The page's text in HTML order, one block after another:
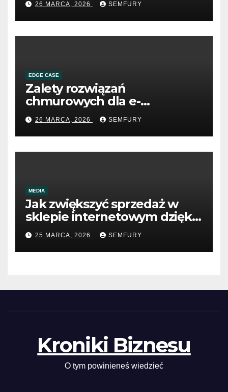
26 MARCA, 2026 SEMFURY
EDGE CASE
Zalety rozwiązań
chmurowych dla e-
commerce B2B
26 MARCA, 2026 SEMFURY
MEDIA
Jak zwiększyć sprzedaż w
sklepie internetowym dzięki
SEO
25 MARCA, 2026 SEMFURY
Kroniki Biznesu
O tym powinieneś wiedzieć